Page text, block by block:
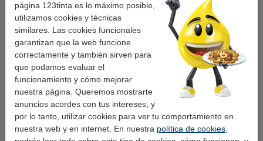
página 123tinta.es lo máximo posible,
utilizamos cookies y técnicas
similares. Las cookies funcionales
garantizan que la web funcione
correctamente y también sirven para
que podamos evaluar el
funcionamiento y cómo mejorar
nuestra página. Queremos mostrarte
anuncios acordes con tus intereses, y
por lo tanto, utilizar cookies para ver tu comportamiento en
nuestra web y en internet. En nuestra política de cookies
Ver características y descripción
En almacén externo
680,50 € Comprar
Consejo
Le recomendamos que compre estas etiquetas en lugar de las